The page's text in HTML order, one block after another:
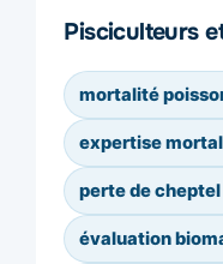
Pisciculteurs
mortalité
expertise
perte de
évaluation